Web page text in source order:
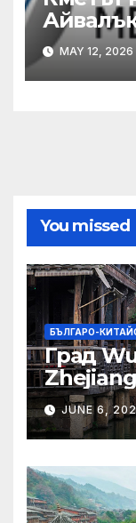
община
MAY 12, 2026
You missed
БЪЛГАРО-
Град
JUNE 6,